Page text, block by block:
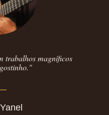
trabalhos magníficos